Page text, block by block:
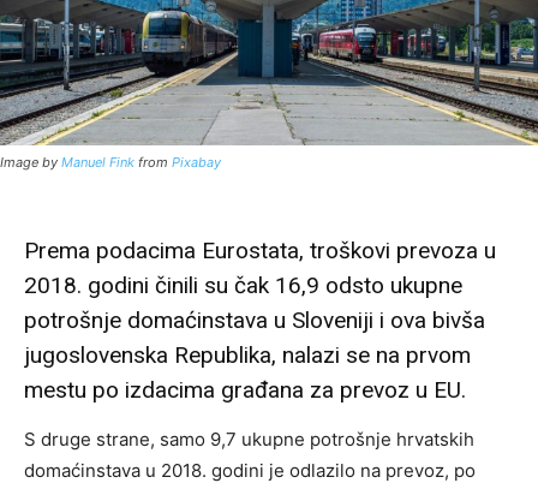
Image by Manuel Fink from Pixabay
Prema podacima Eurostata, troškovi prevoza u
2018. godini činili su čak 16,9 odsto ukupne
potrošnje domaćinstava u Sloveniji i ova bivša
jugoslovenska Republika, nalazi se na prvom
mestu po izdacima građana za prevoz u EU.
S druge strane, samo 9,7 ukupne potrošnje hrvatskih
domaćinstava u 2018. godini je odlazilo na prevoz, po